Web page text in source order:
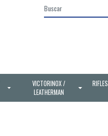
VICTORINOX /
LEATHERMAN
RIFLES